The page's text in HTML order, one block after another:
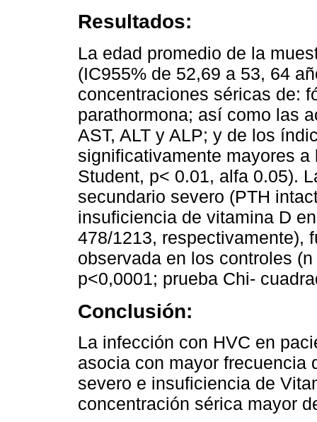
Resultados:
La edad promedio de la
(IC955% de 52,69 a 53, 64
concentraciones séricas de:
parathormona; así como las
AST, ALT y ALP; y de los
significativamente mayores
Student, p< 0.01, alfa 0.05).
secundario severo (PTH
insuficiencia de vitamina D
478/1213, respectivamente),
observada en los controles
p<0,0001; prueba Chi-
Conclusión:
La infección con HVC en
asocia con mayor frecuencia
severo e insuficiencia de
concentración sérica mayor